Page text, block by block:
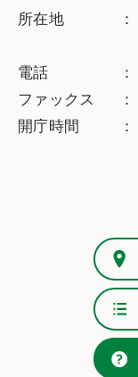
所在地
電話
ファックス
開庁時間